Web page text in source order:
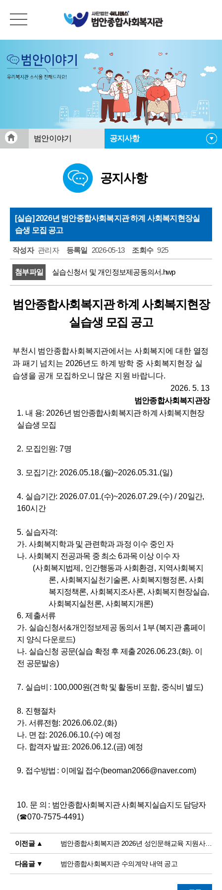
범안이야기 공지사항
범안활동게시판
자료실
공지사항
[실습] 2026년 범안종합사회복지관 하계 사회복지현장실
습생 모집 공고
작성자 관리자 등록일 2026-05-13 조회수 925
첨부파일 실습신청서 및 개인정보제공동의서.hwp
범안종합사회복지관 하계 사회복지현장
실습생 모집 공고
부천시 범안종합사회복지관에서는 사회복지에 대한 열정
과 패기 넘치는 2026년도 하계 방학 중 사회복지현장 실
습생을 공개 모집하오니 많은 지원 바랍니다.
2026. 5. 13
범안종합사회복지관장
1. 내 용: 2026년 범안종합사회복지관 하계 사회복지현장
실습생 모집
2. 모집인원: 7명
3. 모집기간: 2026.05.18.(월)~2026.05.31.(일)
4. 실습기간: 2026.07.01.(수)~2026.07.29.(수) / 20일간,
160시간
5. 실습자격:
가. 사회복지학과 및 관련학과 과정 이수 중인 자
나. 사회복지 전공과목 중 최소 6과목 이상 이수 자
(사회복지법제 , 인간행동과 사회환경, 지역사회복지
론, 사회복지실천기술론,사회복지행정론, 사회
복지정책론,사회복지조사론, 사회복지현장실습,
사회복지실천론, 사회복지개론)
6.제출서류
가. 실습신청서&개인정보제공 동의서 1부 (복지관 홈페이
지 양식 다운로드)
나. 실습신청 공문(실습 확정 후 제출 2026.06.23.(화). 이
전 공문발송)
7. 실습비 : 100,000원(견학 및 활동비 포함, 중식비 별도)
8. 진행절차
가. 서류전형: 2026.06.02.(화)
나. 면 접: 2026.06.10.(수) 예정
다. 합격자 발표: 2026.06.12.(금) 예정
9. 접수방법 : 이메일 접수(beoman2066@naver.com)
10. 문 의 : 범안종합사회복지관 사회복지실습지도 담당자
(☎070-7575-4491)
이전글 ▲ 범안종합사회복지관 2026년 성인문해교육 지원사업 ‘디지털 생활문해교실’ 프로그램 강사 모집
다음글 ▼ 범안종합사회복지관 수의계약 내역 공고